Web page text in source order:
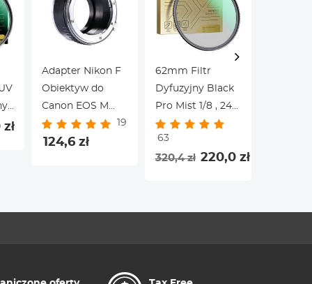
wstrząsy walizka
podróżna z
paskami na
Adapter Nikon F
Obiektyw do
Canon EOS M
Aparat
19
124,6 zł
62mm Filtr
Dyfuzyjny Black
Pro Mist 1/8 , 24
Warstw
Nanopowłoki -
Seria Nano-
63
320,4 zł 220,0 zł